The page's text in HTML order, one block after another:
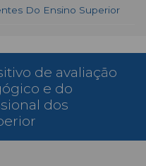
Do Ensino Superior
de avaliação
e do
dos